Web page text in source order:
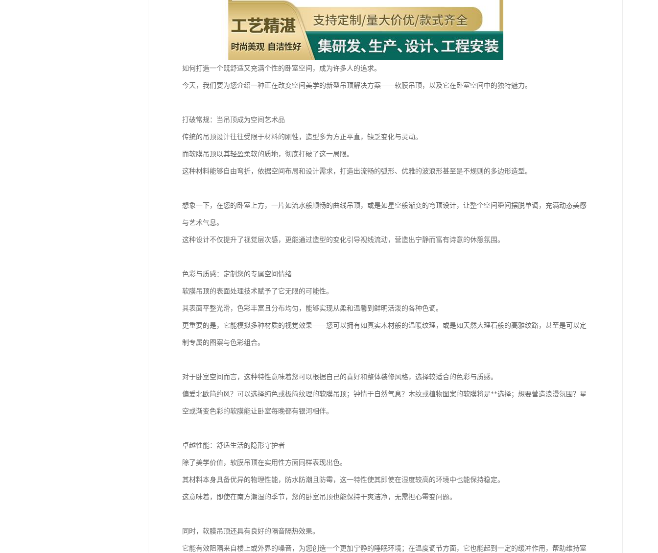
如何打造一个既舒适又充满个性的卧室空间，成为许多人的追求。
今天，我们要为您介绍一种正在改变空间美学的新型吊顶解决方案——软膜吊顶，以及它在卧室空间中的独特魅力。
打破常规：当吊顶成为空间艺术品
传统的吊顶设计往往受限于材料的刚性，造型多为方正平直，缺乏变化与灵动。
而软膜吊顶以其轻盈柔软的质地，彻底打破了这一局限。
这种材料能够自由弯折，依据空间布局和设计需求，打造出流畅的弧形、优雅的波浪形甚至是不规则的多边形造型。
想象一下，在您的卧室上方，一片如流水般顺畅的曲线吊顶，或是如星空般渐变的穹顶设计，让整个空间瞬间摆脱单调，充满动态美感
与艺术气息。
这种设计不仅提升了视觉层次感，更能通过造型的变化引导视线流动，营造出宁静而富有诗意的休憩氛围。
色彩与质感：定制您的专属空间情绪
软膜吊顶的表面处理技术赋予了它无限的可能性。
其表面平整光滑，色彩丰富且分布均匀，能够实现从柔和温馨到鲜明活泼的各种色调。
更重要的是，它能模拟多种材质的视觉效果——您可以拥有如真实木材般的温暖纹理，或是如天然大理石般的高雅纹路，甚至是可以定
制专属的图案与色彩组合。
对于卧室空间而言，这种特性意味着您可以根据自己的喜好和整体装修风格，选择较适合的色彩与质感。
偏爱北欧简约风？可以选择纯色或极简纹理的软膜吊顶；钟情于自然气息？木纹或植物图案的软膜将是**选择；想要营造浪漫氛围？星
空或渐变色彩的软膜能让卧室每晚都有银河相伴。
卓越性能：舒适生活的隐形守护者
除了美学价值，软膜吊顶在实用性方面同样表现出色。
其材料本身具备优异的物理性能，防水防潮且防霉，这一特性使其即使在湿度较高的环境中也能保持稳定。
这意味着，即使在南方潮湿的季节，您的卧室吊顶也能保持干爽洁净，无需担心霉变问题。
同时，软膜吊顶还具有良好的隔音隔热效果。
它能有效阻隔来自楼上或外界的噪音，为您创造一个更加宁静的睡眠环境；在温度调节方面，它也能起到一定的缓冲作用，帮助维持室